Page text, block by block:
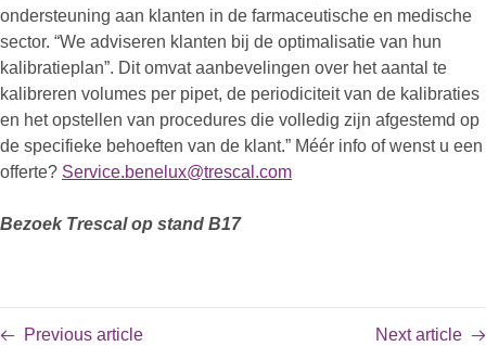
ondersteuning aan klanten in de farmaceutische en medische
sector. “We adviseren klanten bij de optimalisatie van hun
kalibratieplan”. Dit omvat aanbevelingen over het aantal te
kalibreren volumes per pipet, de periodiciteit van de kalibraties
en het opstellen van procedures die volledig zijn afgestemd op
de specifieke behoeften van de klant.” Méér info of wenst u een
offerte? Service.benelux@trescal.com
Bezoek Trescal op stand B17
Previous article Next article